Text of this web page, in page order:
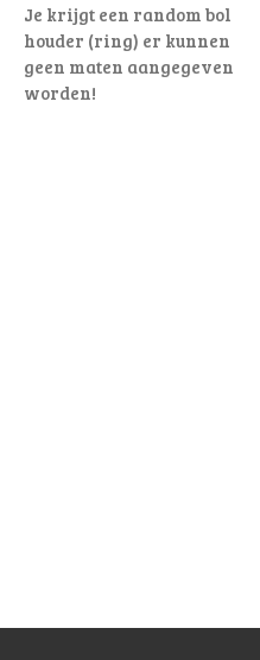
Je krijgt een random bol
houder (ring) er kunnen
geen maten aangegeven
worden!